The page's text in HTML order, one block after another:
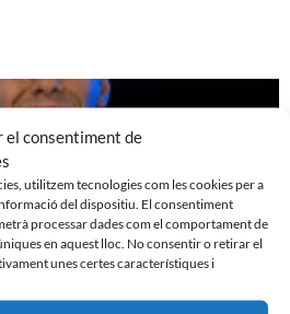
el consentiment de
utilitzem tecnologies com les cookies per a
del dispositiu. El consentiment
processar dades com el comportament de
en aquest lloc. No consentir o retirar el
unes certes característiques i